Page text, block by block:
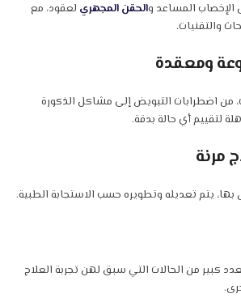
المساعد والحقن المجهري لعقود، مع
والتقنيات.
ومعقدة
من اضطرابات التبويض إلى مشاكل الذكورة
لتقييم أي حالة بدقة.
مرنة
يتم تعديله وتطويره حسب الاستجابة الطبية.
كبير من الحالات التي سبق لهن تجربة العلاج